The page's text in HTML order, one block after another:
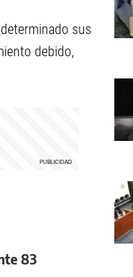
sus
debido,
83